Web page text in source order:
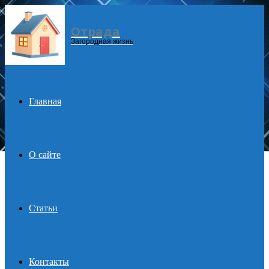
Menu Отрада
Загородная жизнь
Главная
О сайте
Статьи
Контакты